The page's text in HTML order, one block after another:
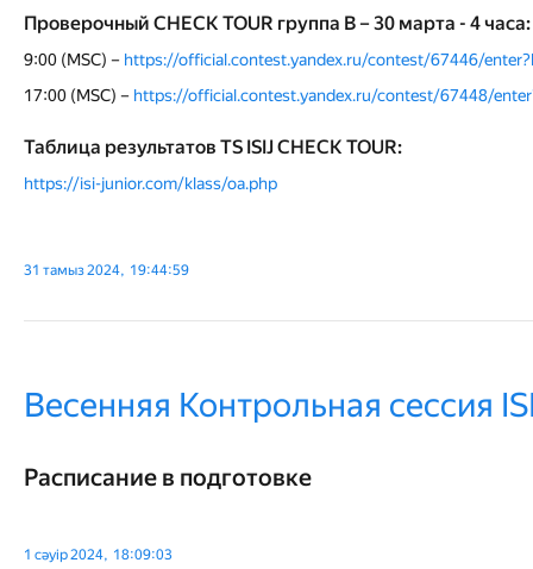
Проверочный CHECK TOUR группа В – 30 марта - 4 часа:
9:00 (MSC) – https://official.contest.yandex.ru/contest/67446/
17:00 (MSC) – https://official.contest.yandex.ru/contest/67448/
Таблица результатов TS ISIJ CHECK TOUR:
https://isi-junior.com/klass/oa.php
31 тамыз 2024, 19:44:59
Весенняя Контрольная сессия
Расписание в подготовке
1 сәуір 2024, 18:09:03